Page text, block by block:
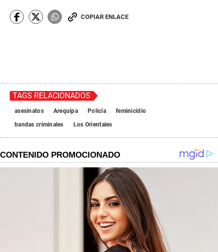
COPIAR ENLACE
TAGS RELACIONADOS
asesinatos Arequipa Policía
feminicidio
bandas criminales
Los Orientales